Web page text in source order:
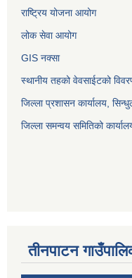
राष्ट्रिय योजना आयोग
लोक सेवा आयोग
GIS नक्सा
स्थानीय तहको वेवसाईटको
जिल्ला प्रशासन कार्यालय,
जिल्ला समन्वय समितिको
तीनपाटन